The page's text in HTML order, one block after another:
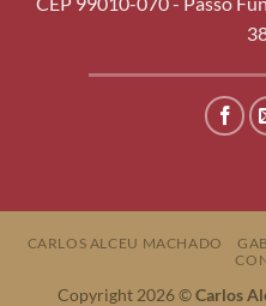
CARLOS ALCEU MACHADO
Copyright 2026 ©Carlos